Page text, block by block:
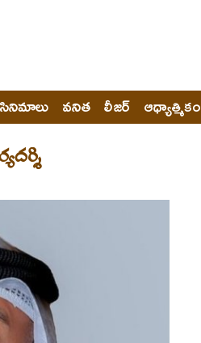
సినిమాలు వనిత లీజర్ ఆధ్యాత్మికం